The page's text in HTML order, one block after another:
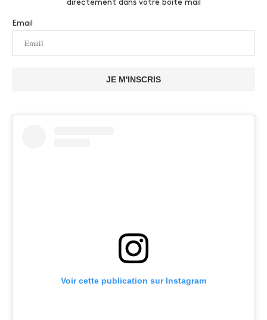
directement dans votre boite mail
Email
JE M'INSCRIS
Voir cette publication sur Instagram